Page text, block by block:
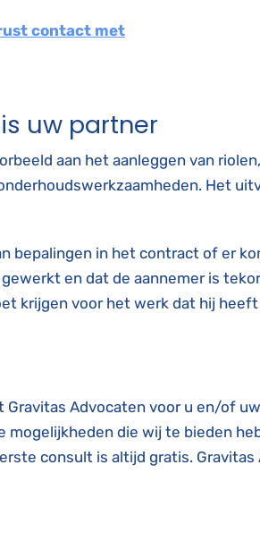
contact met
uw partner
aan het aanleggen van
Het
bepalingen in het contract of er
en dat de aannemer is
krijgen voor het werk dat hij
Advocaten voor u en/of
mogelijkheden die wij te bieden
consult is altijd gratis. Gravitas